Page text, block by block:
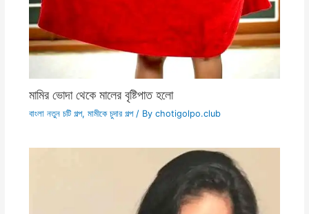
মামির ভোদা থেকে মালের বৃষ্টিপাত হলো
বাংলা নতুন চটি গল্প, মামীকে চুদার গল্প/ By chotigolpo.club